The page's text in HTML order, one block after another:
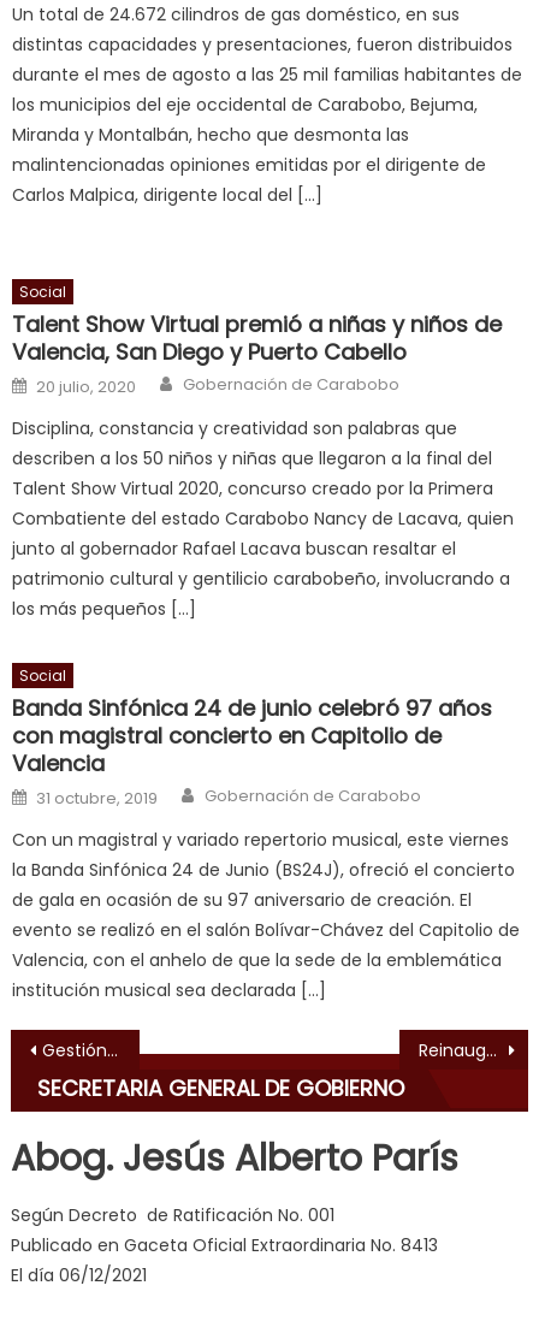
nice
milf
in
squirting,
आपक
न
ह
क
च
त
क
लग
आपक
पस
द,
sexy
bbw
milf
a
long
hard
fuck,
सच
ह
स
क
म
य
dancer
milf,
de
pono
doido ,
Un total de 24.672 cilindros de gas doméstico, en sus
distintas capacidades y presentaciones, fueron distribuidos
durante el mes de agosto a las 25 mil familias habitantes de
los municipios del eje occidental de Carabobo, Bejuma,
Miranda y Montalbán, hecho que desmonta las
malintencionadas opiniones emitidas por el dirigente de
Carlos Malpica, dirigente local del […]
Social
Talent Show Virtual premió a niñas y niños de
Valencia, San Diego y Puerto Cabello
Posted on
20 julio, 2020 Author
Gobernación de Carabobo
Disciplina, constancia y creatividad son palabras que
describen a los 50 niños y niñas que llegaron a la final del
Talent Show Virtual 2020, concurso creado por la Primera
Combatiente del estado Carabobo Nancy de Lacava, quien
junto al gobernador Rafael Lacava buscan resaltar el
patrimonio cultural y gentilicio carabobeño, involucrando a
los más pequeños […]
Social
Banda Sinfónica 24 de junio celebró 97 años
con magistral concierto en Capitolio de
Valencia
Posted on
31 octubre, 2019 Author
Gobernación de Carabobo
Con un magistral y variado repertorio musical, este viernes
la Banda Sinfónica 24 de Junio (BS24J), ofreció el concierto
de gala en ocasión de su 97 aniversario de creación. El
evento se realizó en el salón Bolívar-Chávez del Capitolio de
Valencia, con el anhelo de que la sede de la emblemática
institución musical sea declarada […]
Navegación de entradas
Gestión Lacava rehabilita CDI “Antonio Maceo” en Morón Reinauguran cancha de usos múltiples en el sector Guaica de Carlos
SECRETARIA GENERAL DE GOBIERNO
Abog. Jesús Alberto París
Según Decreto de Ratificación No. 001
Publicado en Gaceta Oficial Extraordinaria No. 8413
El día 06/12/2021